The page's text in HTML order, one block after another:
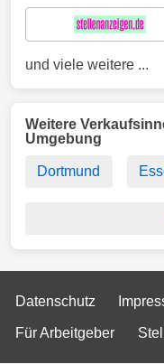
und viele weitere ...
Weitere
Umgebung
Dortmund
Datenschutz
Für Arbeitgeber